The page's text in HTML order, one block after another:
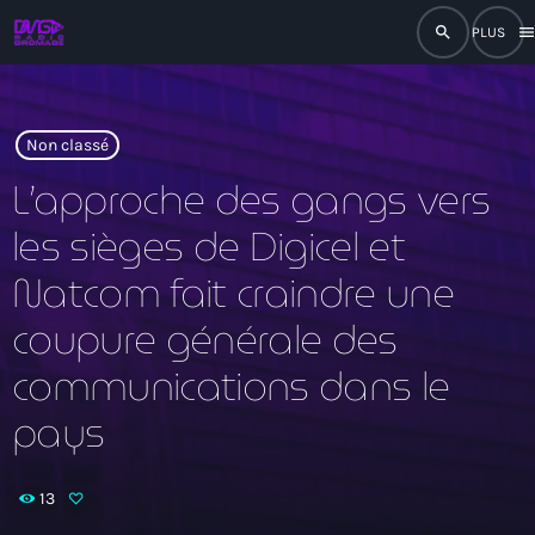
search
menu
close
RADIO
play_arrow RADIO DROMAGE
Accueil
Programmation
Émissions
Non classé
L’approche des gangs vers
les sièges de Digicel et
Natcom fait craindre une
coupure générale des
communications dans le
pays
13